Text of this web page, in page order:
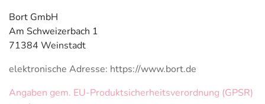
Bort GmbH
Am Schweizerbach 1
71384 Weinstadt
elektronische Adresse: https://www.bort.de
Angaben gem. EU-Produktsicherheitsverordnung (GPSR)